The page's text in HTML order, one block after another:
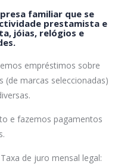
familiar que se
prestamista e
jóias, relógios e
empréstimos sobre
marcas seleccionadas)
e fazemos pagamentos
de juro mensal legal: